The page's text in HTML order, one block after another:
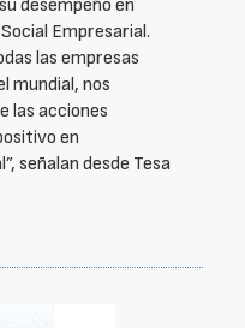
desempeño en
Empresarial.
las empresas
mundial, nos
las acciones
en
señalan desde Tesa